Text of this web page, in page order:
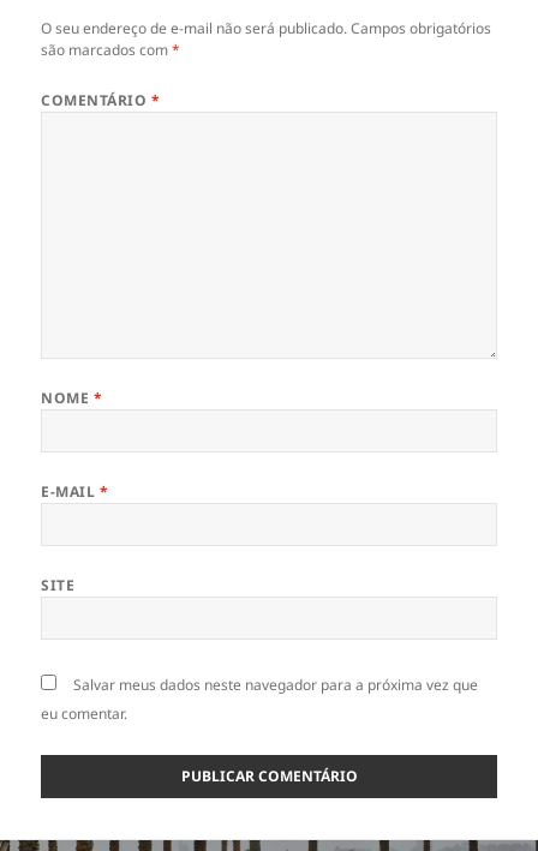
O seu endereço de e-mail não será publicado. Campos obrigatórios
são marcados com*
COMENTÁRIO *
NOME *
E-MAIL *
SITE
Salvar meus dados neste navegador para a próxima vez que
eu comentar.